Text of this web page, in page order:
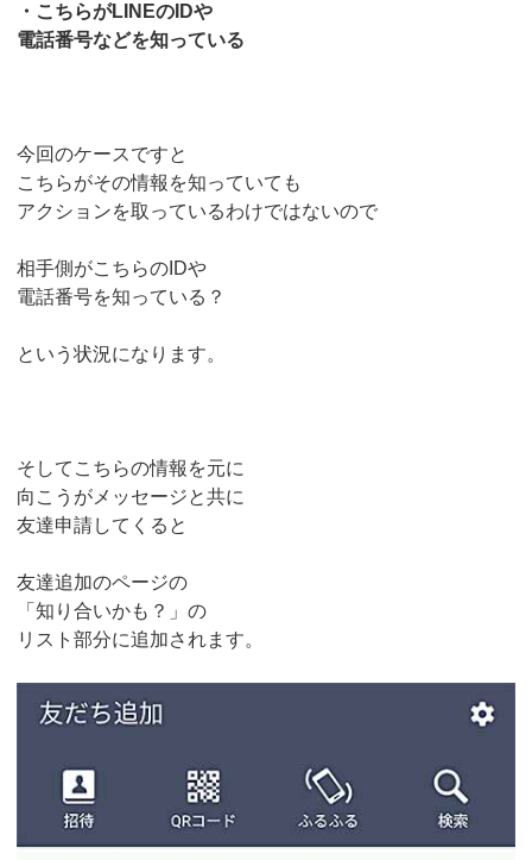
・こちらがLINEのIDや
電話番号などを知っている
今回のケースですと
こちらがその情報を知っていても
アクションを取っているわけではないので
相手側がこちらのIDや
電話番号を知っている？
という状況になります。
そしてこちらの情報を元に
向こうがメッセージと共に
友達申請してくると
友達追加のページの
「知り合いかも？」の
リスト部分に追加されます。